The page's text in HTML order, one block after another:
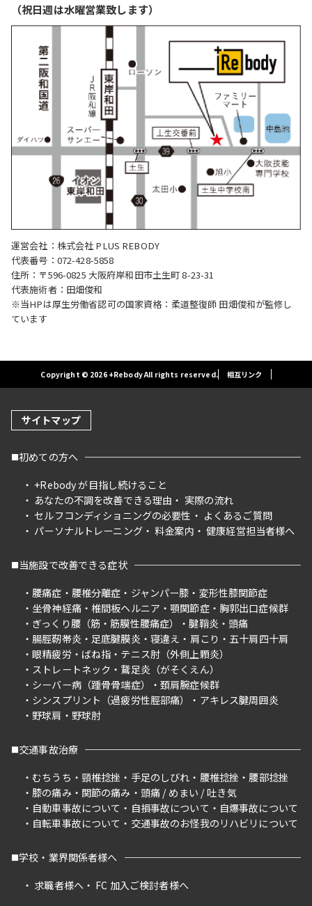
（祝日週は水曜営業致します）
運営会社：株式会社 PLUS REBODY
代表番号：072-428-5858
住所：〒596-0825 大阪府岸和田市土生町 8-23-31
代表施術者：田畑俊和
※当HPは厚生労働省認可の国家資格：柔道整復師 田畑俊和が監修し
ています
Copyright © 2026 +Rebody All rights reserved. 相互リンク
サイトマップ
初めての方へ
+Rebody が目指し続けること
あなたの不調を改善できる理由
実際の流れ
セルフコンディショニングの必要性
よくあるご質問
パーソナルトレーニング
料金案内 健康経営担当者様へ
当施設で改善できる症状
腰痛症
腰椎分離症 ジャンパー膝
変形性膝関節症
坐骨神経痛
椎間板ヘルニア 顎関節症
胸郭出口症候群
ぎっくり腰（筋・筋膜性腰痛症）
腱鞘炎
頭痛
腸脛靭帯炎
足底腱膜炎 寝違え 肩こり
五十肩四十肩
眼精疲労
ばね指
テニス肘（外側上顆炎）
ストレートネック
鵞足炎（がそくえん）
シーバー病（踵骨骨端症）
頚肩腕症候群
シンスプリント（過疲労性脛部痛）
アキレス腱周囲炎
野球肩
野球肘
交通事故治療
むちうち
頸椎捻挫 手足のしびれ 腰椎捻挫
腰部捻挫
膝の痛み
関節の痛み
頭痛 / めまい / 吐き気
自動車事故について
自損事故について
自爆事故について
自転車事故について
交通事故のお怪我のリハビリについて
学校・業界関係者様へ
求職者様へ
FC 加入ご検討者様へ